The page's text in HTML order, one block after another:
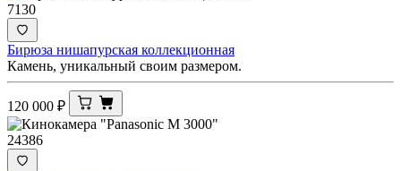
7130
Бирюза нишапурская коллекционная
Камень, уникальный своим размером.
120 000 ₽
24386